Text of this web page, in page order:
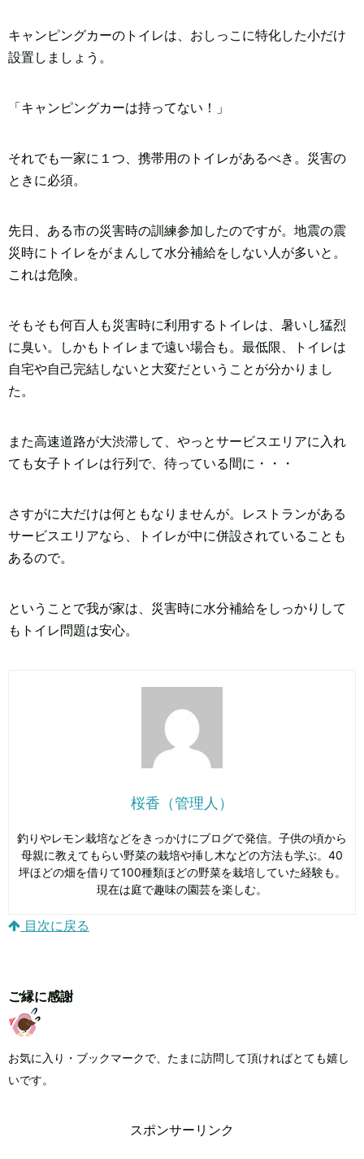
キャンピングカーのトイレは、おしっこに特化した小だけ
設置しましょう。
「キャンピングカーは持ってない！」
それでも一家に１つ、携帯用のトイレがあるべき。災害の
ときに必須。
先日、ある市の災害時の訓練参加したのですが。地震の震
災時にトイレをがまんして水分補給をしない人が多いと。
これは危険。
そもそも何百人も災害時に利用するトイレは、暑いし猛烈
に臭い。しかもトイレまで遠い場合も。最低限、トイレは
自宅や自己完結しないと大変だということが分かりまし
た。
また高速道路が大渋滞して、やっとサービスエリアに入れ
ても女子トイレは行列で、待っている間に・・・
さすがに大だけは何ともなりませんが。レストランがある
サービスエリアなら、トイレが中に併設されていることも
あるので。
ということで我が家は、災害時に水分補給をしっかりして
もトイレ問題は安心。
桜香（管理人）
釣りやレモン栽培などをきっかけにブログで発信。子供の頃から
母親に教えてもらい野菜の栽培や挿し木などの方法も学ぶ。40
坪ほどの畑を借りて100種類ほどの野菜を栽培していた経験も。
現在は庭で趣味の園芸を楽しむ。
目次に戻る
ご縁に感謝
お気に入り・ブックマークで、たまに訪問して頂ければとても嬉し
いです。
スポンサーリンク